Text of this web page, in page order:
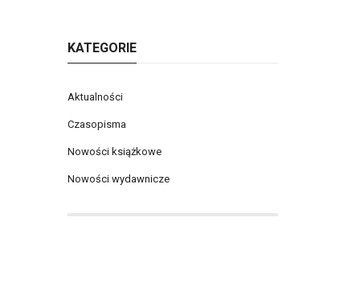
KATEGORIE
Aktualności
Czasopisma
Nowości książkowe
Nowości wydawnicze